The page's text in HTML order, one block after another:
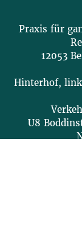
Praxis für
12053
Hinterhof,
U8